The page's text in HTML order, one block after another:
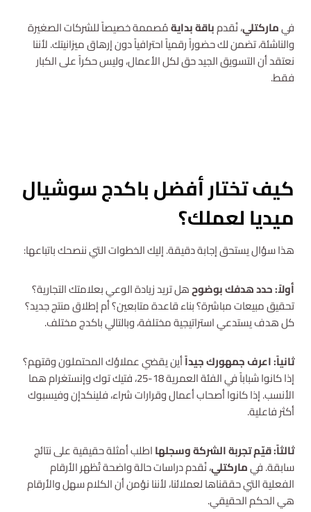
فيماركتلي، نُقدمباقة بدايةمُصممة خصيصاً للشركات الصغيرة
والناشئة، تضمن لك حضوراً رقمياً احترافياً دون إرهاق ميزانيتك. لأننا
نعتقد أن التسويق الجيد حق لكل الأعمال، وليس حكراً على الكبار
فقط.
كيف تختار أفضل باكدج سوشيال
ميديا لعملك؟
هذا سؤال يستحق إجابة دقيقة. إليك الخطوات التي ننصحك باتباعها:
أولاً: حدد هدفك بوضوحهل تريد زيادة الوعي بعلامتك التجارية؟
تحقيق مبيعات مباشرة؟ بناء قاعدة متابعين؟ أم إطلاق منتج جديد؟
كل هدف يستدعي استراتيجية مختلفة، وبالتالي باكدج مختلف.
ثانياً: اعرف جمهورك جيداًأين يقضي عملاؤك المحتملون وقتهم؟
إذا كانوا شباباً في الفئة العمرية 18-25، فتيك توك وإنستغرام هما
الأنسب. إذا كانوا أصحاب أعمال وقرارات شراء، فلينكدإن وفيسبوك
أكثر فاعلية.
ثالثاً: قيّم تجربة الشركة وسجلهااطلب أمثلة حقيقية على نتائج
سابقة. فيماركتلي، نُقدم دراسات حالة واضحة تُظهر الأرقام
الفعلية التي حققناها لعملائنا، لأننا نؤمن أن الكلام سهل والأرقام
هي الحكم الحقيقي.